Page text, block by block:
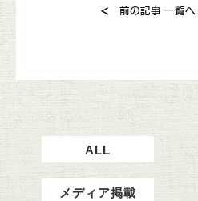
< 前の記事 一覧へ
ALL
メディア掲載